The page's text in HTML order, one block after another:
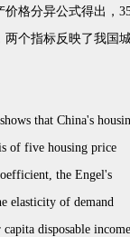
格分异公式得出，
两个指标反映了我国
that China's
of five housing price
the Engel's
elasticity of demand
disposable